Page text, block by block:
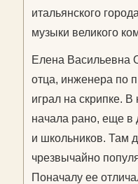
итальянского
музыки великого
Елена Васильевна
отца, инженера по
играл на скрипке.
начала рано, еще в
и школьников. Там
чрезвычайно
Поначалу ее